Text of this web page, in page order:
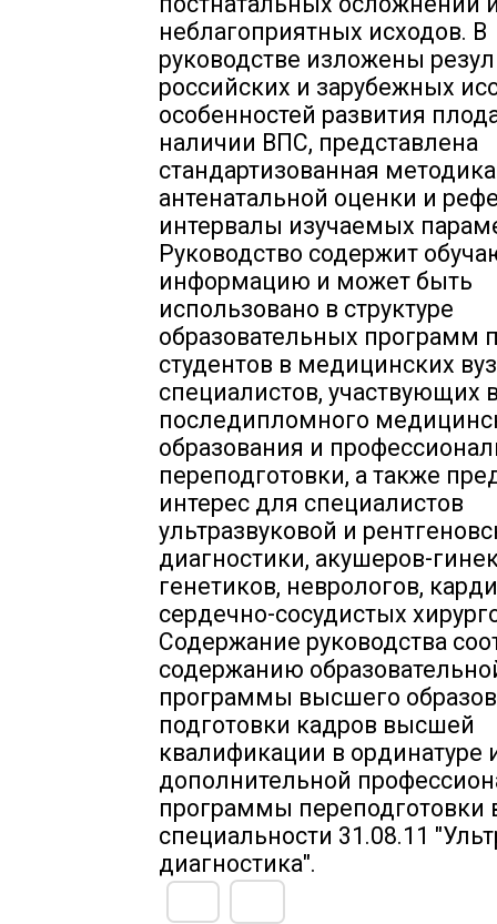
неблагоприятных исходов. В
руководстве изложены
российских и зарубежных
особенностей развития
наличии ВПС, представлена
стандартизованная
антенатальной оценки и
интервалы изучаемых
Руководство содержит
информацию и может быть
использовано в структуре
образовательных программ
студентов в медицинских
специалистов, участвующих
последипломного
образования и
переподготовки, а также
интерес для специалистов
ультразвуковой и
диагностики, акушеров-
генетиков, неврологов,
сердечно-сосудистых
Содержание руководства
содержанию
программы высшего
подготовки кадров высшей
квалификации в ординатуре
дополнительной
программы переподготовки
специальности 31.08.11
диагностика".